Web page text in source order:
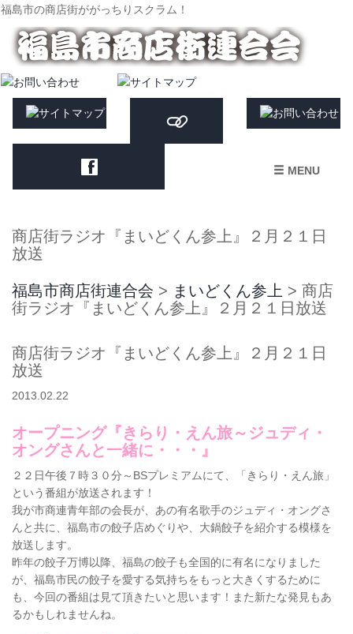
福島市の商店街ががっちりスクラム！
MENU
商店街ラジオ『まいどくん参上』２月２１日
放送
福島市商店街連合会 > まいどくん参上 > 商店
街ラジオ『まいどくん参上』２月２１日放送
商店街ラジオ『まいどくん参上』２月２１日
放送
2013.02.22
オープニング『きらり・えん旅～ジュディ・
オングさんと一緒に・・・』
２２日午後７時３０分～BSプレミアムにて、「きらり・えん旅」
という番組が放送されます！
我が市商連青年部の会長が、あの有名歌手のジュディ・オングさ
んと共に、福島市の餃子店めぐりや、大鍋餃子を紹介する模様を
放送します。
昨年の餃子万博以降、福島の餃子も全国的に有名になりました
が、福島市民の餃子を愛する気持ちをもっと大きくするために
も、今回の番組は見て頂きたいと思います！また新たな発見もあ
るかもしれませんね。